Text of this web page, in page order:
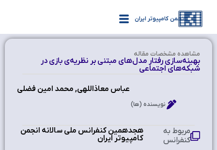
انجمن کامپیوتر ایران
مشاهده‌ مشخصات مقاله
بهینه‌سازی رفتار مدل‌های مبتنی بر نظریه‌ی بازی در
شبکه‌های اجتماعی
عباس معاذاللهی, محمد امین فضلی
نویسنده (ها)
هجدهمین کنفرانس ملی سالانه انجمن
کامپیوتر ایران
مربوط به
کنفرانس